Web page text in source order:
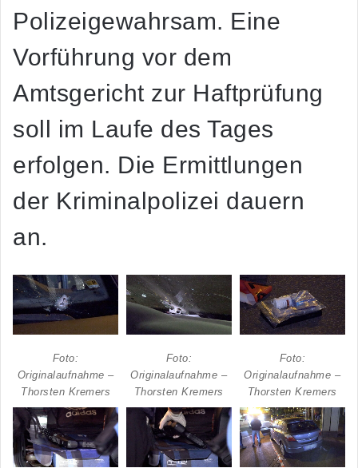
Polizeigewahrsam. Eine
Vorführung vor dem
Amtsgericht zur Haftprüfung
soll im Laufe des Tages
erfolgen. Die Ermittlungen
der Kriminalpolizei dauern
an.
Foto:
Originalaufnahme –
Thorsten Kremers
Foto:
Originalaufnahme –
Thorsten Kremers
Foto:
Originalaufnahme –
Thorsten Kremers